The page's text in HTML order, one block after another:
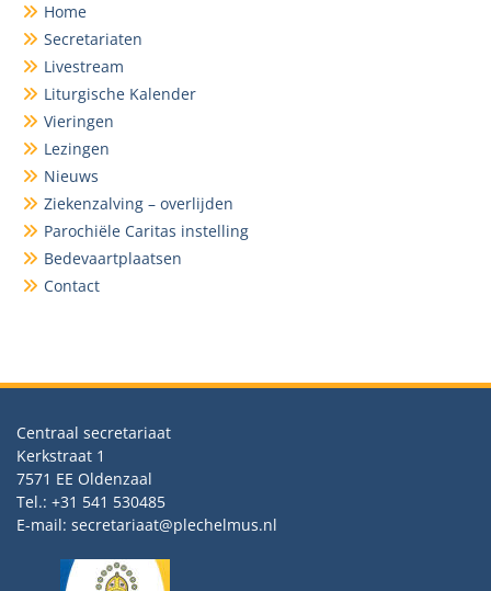
Home
Secretariaten
Livestream
Liturgische Kalender
Vieringen
Lezingen
Nieuws
Ziekenzalving – overlijden
Parochiële Caritas instelling
Bedevaartplaatsen
Contact
Centraal secretariaat
Kerkstraat 1
7571 EE Oldenzaal
Tel.: +31 541 530485
E-mail: secretariaat@plechelmus.nl